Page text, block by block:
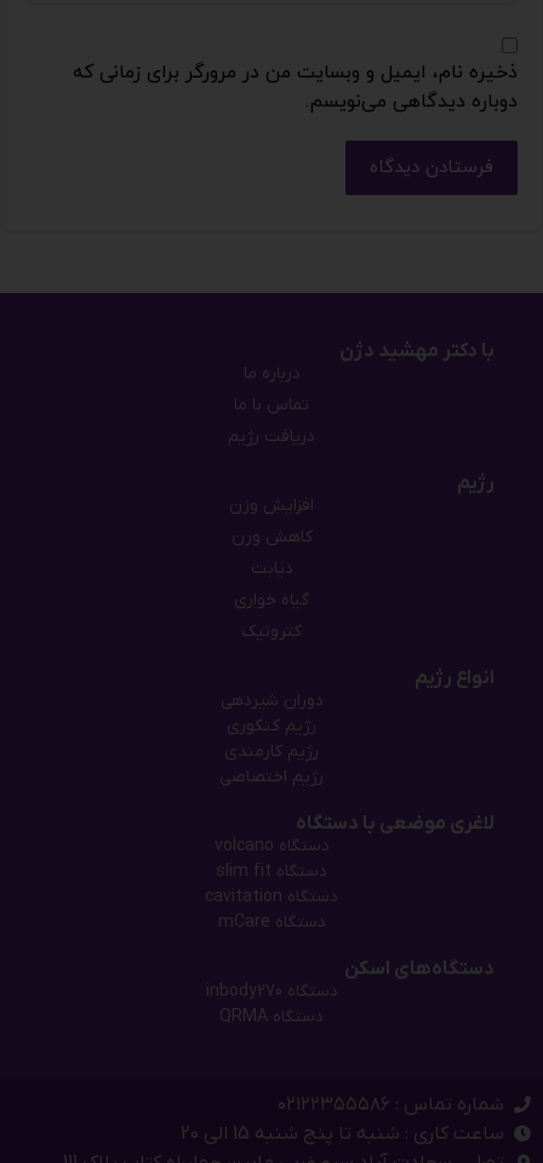
ذخیره نام، ایمیل و وبسایت من در مرورگر برای زمانی که
دوباره دیدگاهی می‌نویسم.
فرستادن دیدگاه
با دکتر مهشید دژن
درباره ما
تماس با ما
دریافت رژیم
رژیم
افزایش وزن
کاهش وزن
دیابت
گیاه خواری
کترونیک
انواع رژیم
دوران شیردهی
رژیم کنکوری
رژیم کارمندی
رژیم اختصاصی
لاغری موضعی با دستگاه
دستگاه‌ volcano
دستگاه‌ slim fit
دستگاه cavitation
دستگاه mCare
دستگاه‌های اسکن
دستگاه inbody270
دستگاه QRMA
شماره تماس : ۰۲۱۲۲۳۵۵۵۸۶
ساعت کاری : شنبه تا پنج شنبه 15 الی 20